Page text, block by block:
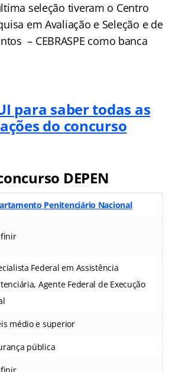
seleção tiveram o Centro
em Avaliação e Seleção e de
– CEBRASPE como banca
para saber todas as
do concurso
DEPEN
Penitenciário Nacional
Federal em Assistência
Agente Federal de Execução
médio e superior
pública